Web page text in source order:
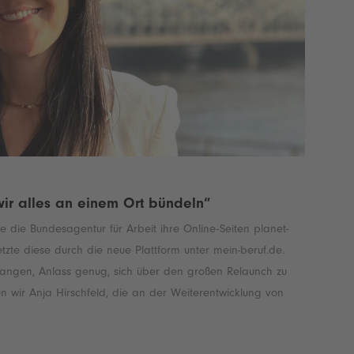
alles an einem Ort bündeln“
die Bundesagentur für Arbeit ihre Online-Seiten planet-
diese durch die neue Plattform unter mein-beruf.de.
Anlass genug, sich über den großen Relaunch zu
wir Anja Hirschfeld, die an der Weiterentwicklung von